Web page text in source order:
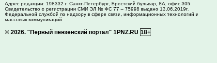
Адрес редакции: 198332 г. Санкт-Петербург, Брестский бульвар, 8А, офис 305
Свидетельство о регистрации СМИ ЭЛ № ФС 77 – 75998 выдано 13.06.2019г.
Федеральной службой по надзору в сфере связи, информационных технологий и
массовых коммуникаций
© 2026. "Первый пензенский портал" 1PNZ.RU 18+